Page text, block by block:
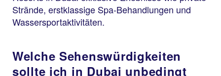
Strände, erstklassige Spa-Behandlungen und
Wassersportaktivitäten.
Welche Sehenswürdigkeiten
sollte ich in Dubai unbedingt